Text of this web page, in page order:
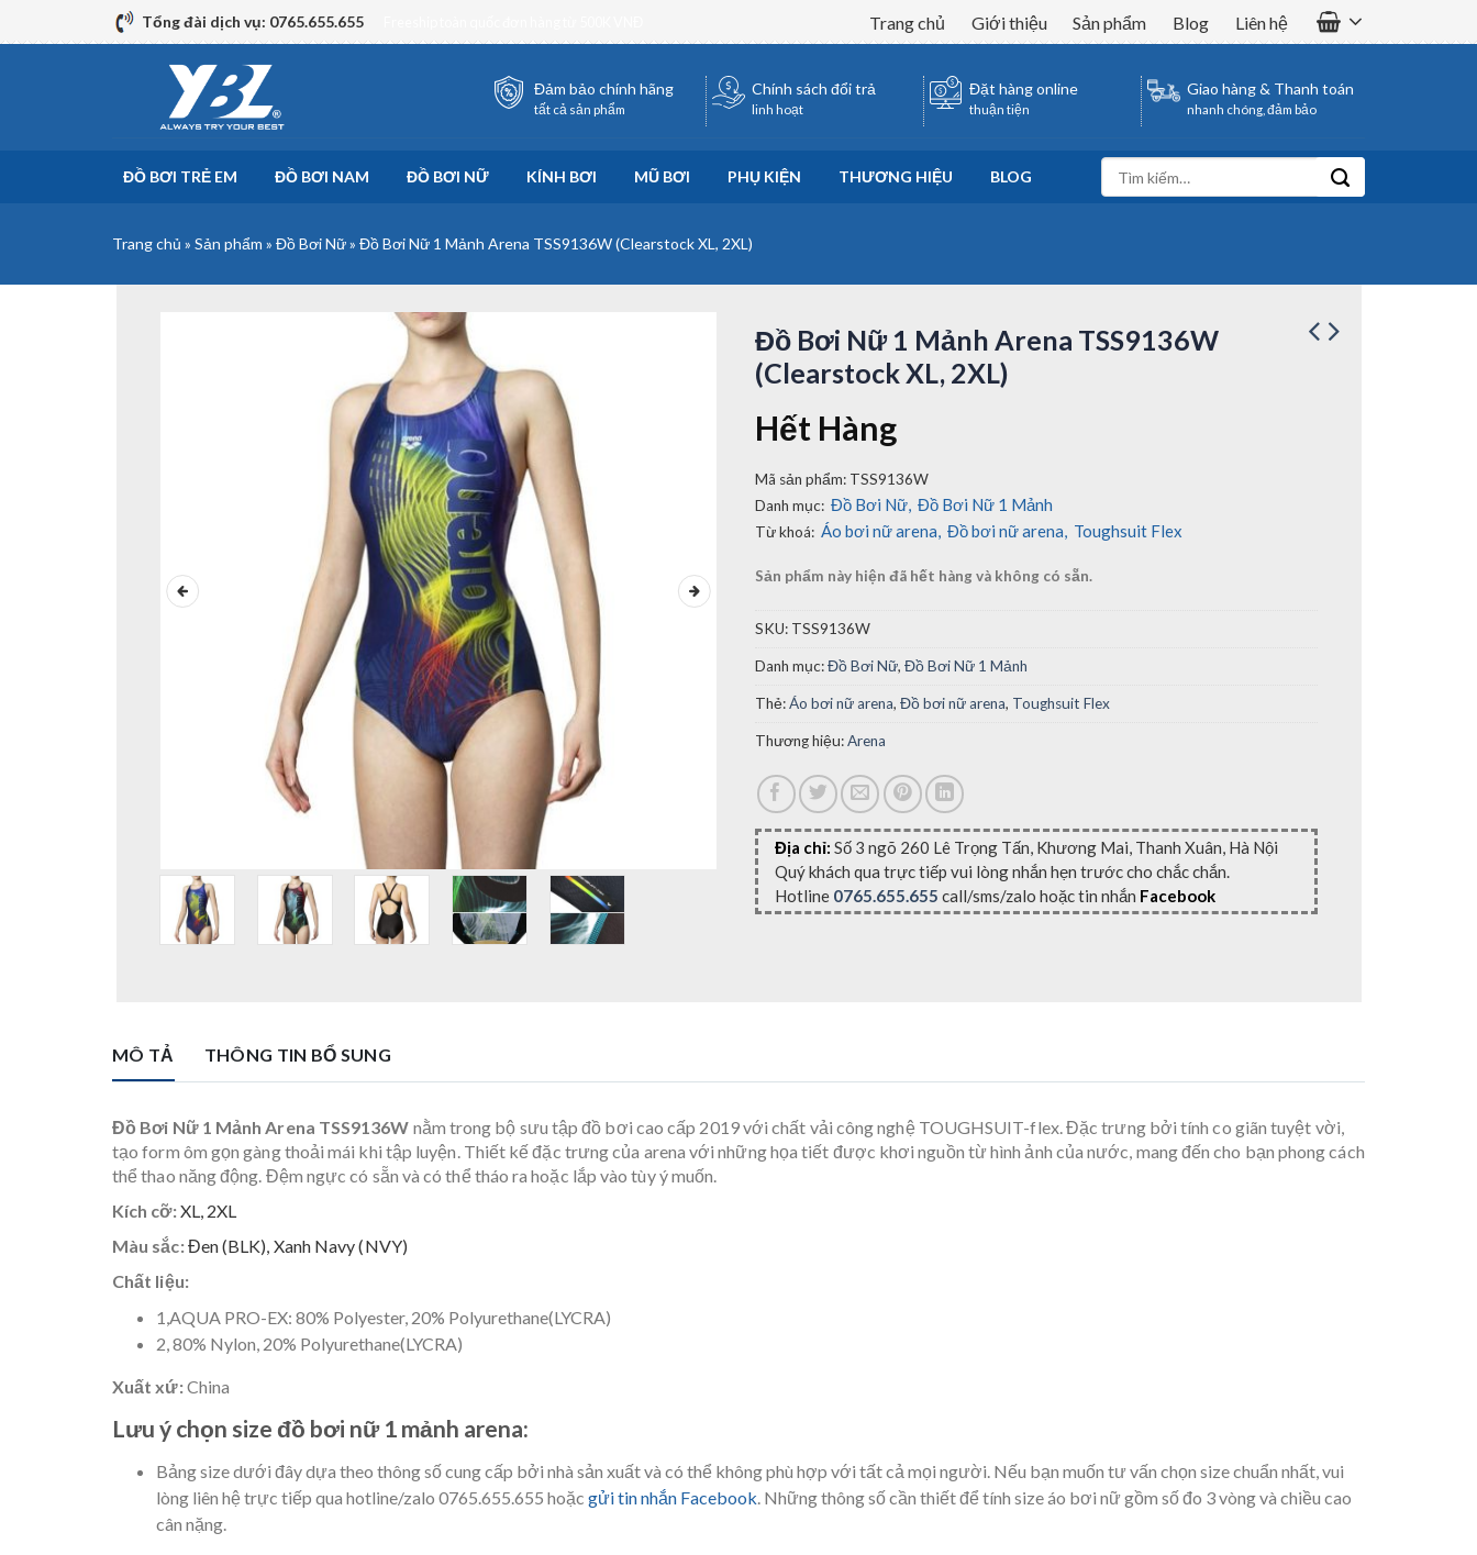
to
Tổng đài dịch vụ: 0765.655.655 Trang chủ Giới thiệu Sản phẩm Blog Liên hệ
Đảm bảo chính hãng
tất cả sản phẩm
Chính sách đổi trả
linh hoạt
Đặt hàng online
thuận tiện
Giao hàng & Thanh toán
nhanh chóng, đảm bảo
ĐỒ BƠI TRẺ EM ĐỒ BƠI NAM ĐỒ BƠI NỮ KÍNH BƠI MŨ BƠI PHỤ KIỆN THƯƠNG HIỆU BLOG
kiếm:
Trang chủ » Sản phẩm » Đồ Bơi Nữ» Đồ Bơi Nữ 1 Mảnh Arena TSS9136W (Clearstock XL, 2XL)
Đồ Bơi Nữ 1 Mảnh Arena TSS9136W
(Clearstock XL, 2XL)
Hết Hàng
Mã sản phẩm: TSS9136W
Danh mục: Đồ Bơi Nữ, Đồ Bơi Nữ 1 Mảnh
Từ khoá: Áo bơi nữ arena, Đồ bơi nữ arena, Toughsuit Flex
Sản phẩm này hiện đã hết hàng và không có sẵn.
SKU: TSS9136W
Danh mục:Đồ Bơi Nữ, Đồ Bơi Nữ 1 Mảnh
Thẻ:Áo bơi nữ arena, Đồ bơi nữ arena, Toughsuit Flex
Thương hiệu:Arena
Địa chỉ: Số 3 ngõ 260 Lê Trọng Tấn, Khương Mai, Thanh Xuân, Hà Nội
Quý khách qua trực tiếp vui lòng nhắn hẹn trước cho chắc chắn.
Hotline 0765.655.655 call/sms/zalo hoặc tin nhắn Facebook
MÔ TẢ THÔNG TIN BỔ SUNG
Đồ Bơi Nữ 1 Mảnh Arena TSS9136W nằm trong bộ sưu tập đồ bơi cao cấp 2019 với chất vải công nghệ TOUGHSUIT-flex. Đặc trưng bởi tính co giãn tuyệt vời,
tạo form ôm gọn gàng thoải mái khi tập luyện. Thiết kế đặc trưng của arena với những họa tiết được khơi nguồn từ hình ảnh của nước, mang đến cho bạn phong cách
thể thao năng động. Đệm ngực có sẵn và có thể tháo ra hoặc lắp vào tùy ý muốn.
Kích cỡ:XL, 2XL
Màu sắc:Đen (BLK), Xanh Navy (NVY)
Chất liệu:
1,AQUA PRO-EX: 80% Polyester, 20% Polyurethane(LYCRA)
2, 80% Nylon, 20% Polyurethane(LYCRA)
Xuất xứ:China
Lưu ý chọn size đồ bơi nữ 1 mảnh arena:
Bảng size dưới đây dựa theo thông số cung cấp bởi nhà sản xuất và có thể không phù hợp với tất cả mọi người. Nếu bạn muốn tư vấn chọn size chuẩn nhất, vui
lòng liên hệ trực tiếp qua hotline/zalo 0765.655.655 hoặc gửi tin nhắn Facebook. Những thông số cần thiết để tính size áo bơi nữ gồm số đo 3 vòng và chiều cao
cân nặng.